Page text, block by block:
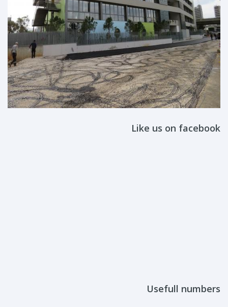
Like us on facebook
Usefull numbers